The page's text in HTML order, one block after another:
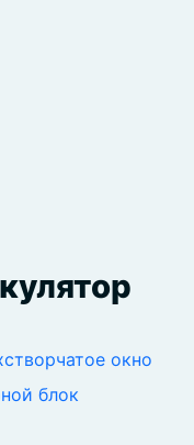
Двухстворчатое окно
блок